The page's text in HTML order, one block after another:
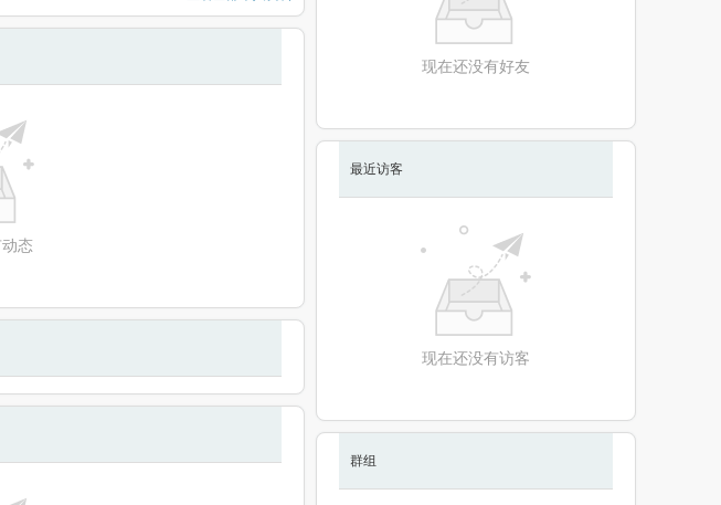
态
现在还没有好友
最近访客
现在还没有访客
群组